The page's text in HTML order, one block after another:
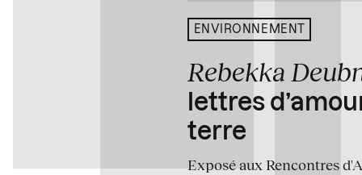
ENVIRONNEMENT
Rebekka
lettres
terre
Exposé aux Rencontres